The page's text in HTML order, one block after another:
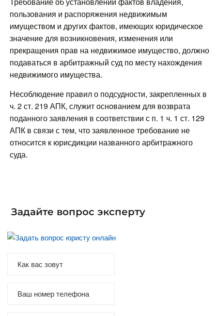
пользования и распоряжения недвижимым
имуществом и других фактов, имеющих юридическое
значение для возникновения, изменения или
прекращения прав на недвижимое имущество, должно
подаваться в арбитражный суд по месту нахождения
недвижимого имущества.
Несоблюдение правил о подсудности, закрепленных в
ч. 2 ст. 219 АПК, служит основанием для возврата
поданного заявления в соответствии с п. 1 ч. 1 ст. 129
АПК в связи с тем, что заявленное требование не
относится к юрисдикции названного арбитражного
суда.
Задайте вопрос эксперту